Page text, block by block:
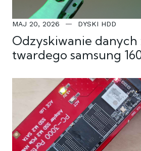
MAJ 20, 2026 DYSKI HDD
Odzyskiwanie danych
twardego samsung 160